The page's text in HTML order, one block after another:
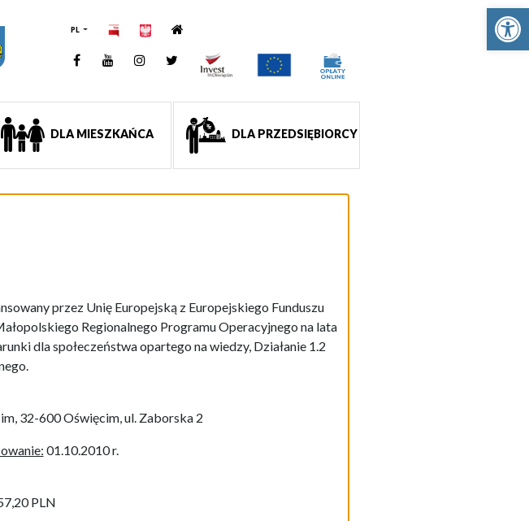
PL
FacebookYouTUbeInstagramTwitter
DLA MIESZKAŃCA DLA PRZEDSIĘBIORCY
przez Unię Europejską z Europejskiego Funduszu
Regionalnego Programu Operacyjnego na lata
dla społeczeństwa opartego na wiedzy, Działanie 1.2
32-600 Oświęcim, ul. Zaborska 2
01.10.2010 r.
PLN